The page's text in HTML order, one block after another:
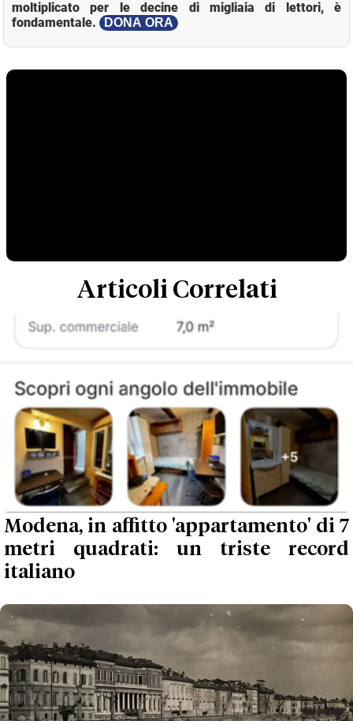
moltiplicato per le decine di migliaia di lettori, è
fondamentale.
DONA ORA
Articoli Correlati
Modena, in affitto 'appartamento' di 7
metri quadrati: un triste record
italiano